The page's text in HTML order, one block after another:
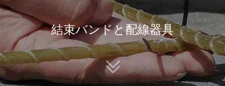
結束バンドと配線器具